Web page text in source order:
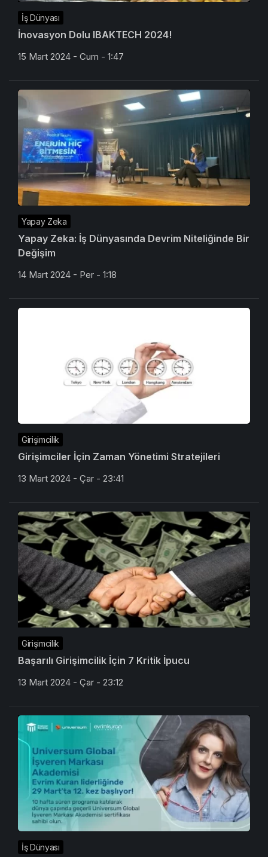
İş Dünyası
İnovasyon Dolu IBAKTECH 2024!
15 Mart 2024 - Cum - 1:47
Yapay Zeka
Yapay Zeka: İş Dünyasında Devrim Niteliğinde Bir
Değişim
14 Mart 2024 - Per - 1:18
Girişimcilik
Girişimciler İçin Zaman Yönetimi Stratejileri
13 Mart 2024 - Çar - 23:41
Girişimcilik
Başarılı Girişimcilik İçin 7 Kritik İpucu
13 Mart 2024 - Çar - 23:12
İş Dünyası